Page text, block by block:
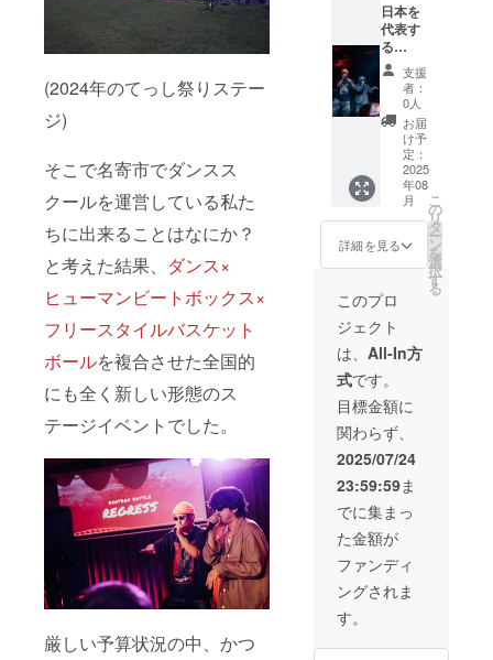
(2024年のてっし祭りステー
ジ)
そこで名寄市でダンスス
クールを運営している私た
ちに出来ることはなにか？
と考えた結果、 ダンス×
ヒューマンビートボックス×
フリースタイルバスケット
ボールを複合させた全国的
にも全く新しい形態のス
テージイベントでした。
厳しい予算状況の中、かつ
日本を
代表す
る
Human
Beatbo
xer、
Tatsuak
i&Fuga
のサイ
ン！お
二人に
サイン
を持っ
てもら
い撮影
したお
礼の動
画と一
緒にお
送りし
ます！
支援
者：
0人
お届
け予
定：
2025
年08
月
詳細を見る
こ
の
リ
タ
ー
ン
を
選
択
す
る
このプロ
ジェクト
は、 All-In方
式です。
目標金額に
関わらず、
2025/07/24
23:59:59ま
でに集まっ
た金額が
ファンディ
ングされま
す。